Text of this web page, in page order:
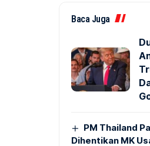
Baca Juga
PM Thailand
Dihentikan MK